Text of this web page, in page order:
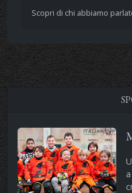
Scopri di chi abbiamo